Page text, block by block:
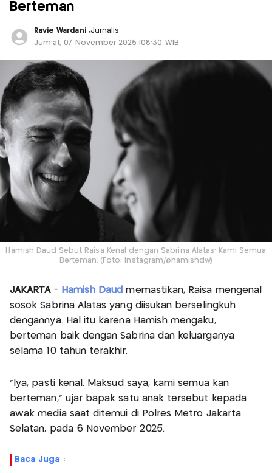
Berteman
Ravie Wardani ,Jurnalis
Jum'at, 07 November 2025 |08:30 WIB
Hamish Daud Sebut Raisa Kenal dengan Sabrina Alatas: Kami Semua
Berteman. (Foto: Instagram/@hamishdw)
JAKARTA- Hamish Daud memastikan, Raisa mengenal
sosok Sabrina Alatas yang diisukan berselingkuh
dengannya. Hal itu karena Hamish mengaku,
berteman baik dengan Sabrina dan keluarganya
selama 10 tahun terakhir.
“Iya, pasti kenal. Maksud saya, kami semua kan
berteman,” ujar bapak satu anak tersebut kepada
awak media saat ditemui di Polres Metro Jakarta
Selatan, pada 6 November 2025.
Baca Juga :